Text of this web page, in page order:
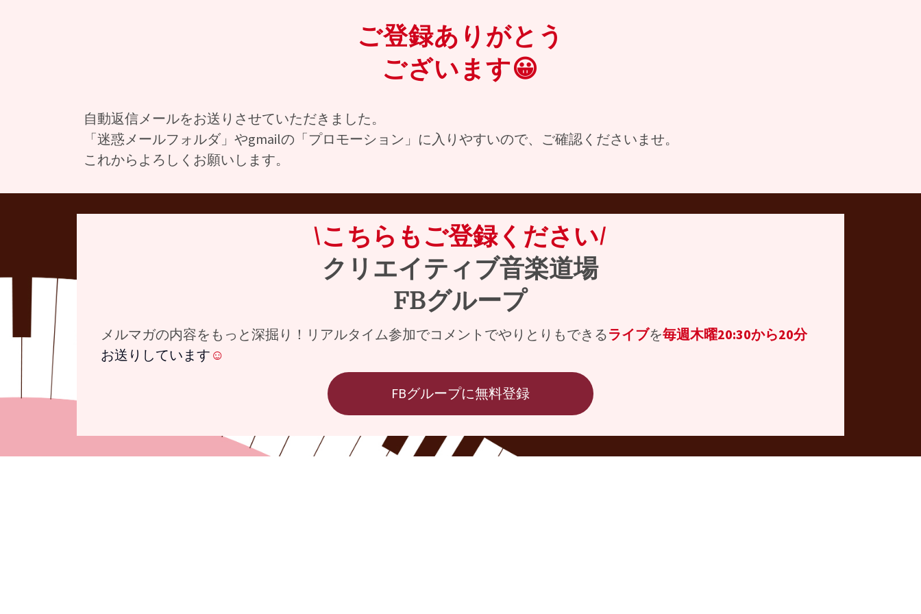
ご登録ありがとう
ございます😀
自動返信メールをお送りさせていただきました。
「迷惑メールフォルダ」やgmailの「プロモーション」に入りやすいので、ご確認くださいませ。
これからよろしくお願いします。
\こちらもご登録ください/
クリエイティブ音楽道場
FBグループ
メルマガの内容をもっと深掘り！リアルタイム参加でコメントでやりとりもできるライブを毎週木曜20:30から20分
お送りしています ☺️
FBグループに無料登録